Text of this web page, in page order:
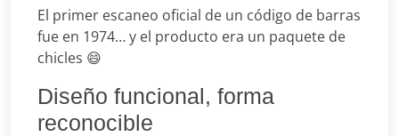
El primer escaneo oficial de un código de barras
fue en 1974… y el producto era un paquete de
chicles 😄
Diseño funcional, forma
reconocible